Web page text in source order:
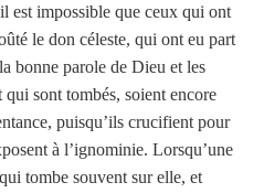
est impossible que ceux qui ont
le don céleste, qui ont eu part
bonne parole de Dieu et les
qui sont tombés, soient encore
puisqu’ils crucifient pour
à l’ignominie. Lorsqu’une
tombe souvent sur elle, et